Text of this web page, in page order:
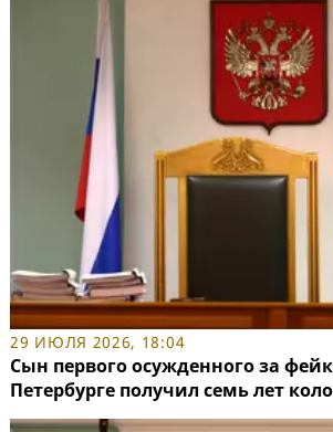
29 ИЮЛЯ 2026, 18:04
Сын первого осужденного за
Петербурге получил семь лет